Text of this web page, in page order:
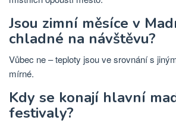
Jsou zimní měsíce v
chladné na návštěvu?
Vůbec ne – teploty jsou ve srovnání s
mírné.
Kdy se konají hlavní
festivaly?